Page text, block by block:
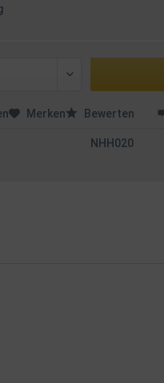
Merken Bewerten
NHH020